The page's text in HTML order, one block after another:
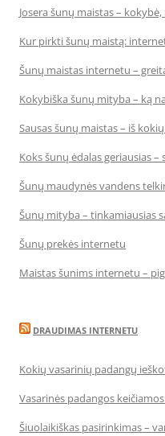
Josera šunų maistas –
Kur pirkti šunų maistą:
Šunų maistas internetu –
Kokybiška šunų mityba – ką
Sausas šunų maistas – iš
Koks šunų ėdalas geriausias –
Šunų maudynės vandens
Šunų mityba – tinkamiausias
Šunų prekės internetu
Maistas šunims internetu –
DRAUDIMAS INTERNETU
Kokių vasarinių padangų
Vasarinės padangos
Šiuolaikiškas pasirinkimas –